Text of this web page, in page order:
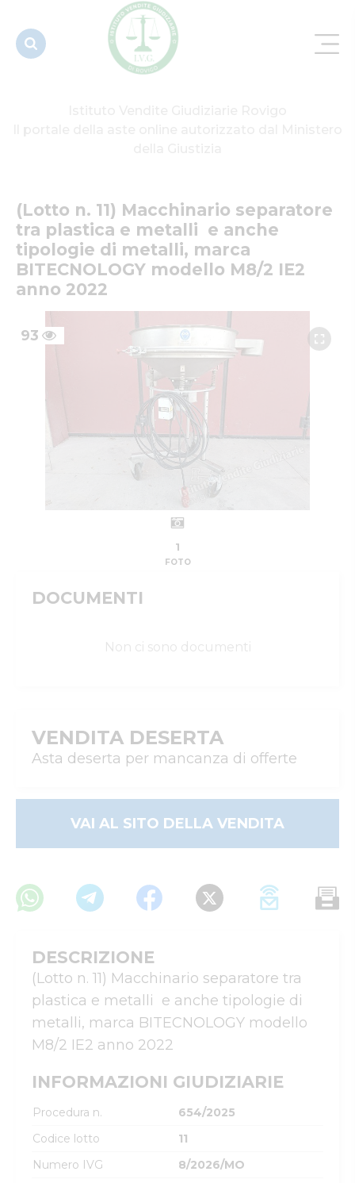
tipologi...
(Lotto n. 11) Macchinario separatore
tra plastica e metalli  e anche
tipologie di metalli, marca
BITECNOLOGY modello M8/2 IE2
anno 2022
93
1
FOTO
DOCUMENTI
Non ci sono documenti
VENDITA DESERTA
Asta deserta per mancanza di offerte
VAI AL SITO DELLA VENDITA
DESCRIZIONE
(Lotto n. 11) Macchinario separatore tra
plastica e metalli  e anche tipologie di
metalli, marca BITECNOLOGY modello
M8/2 IE2 anno 2022
INFORMAZIONI GIUDIZIARIE
Procedura n.
654/2025
Codice lotto
11
Numero IVG
8/2026/MO